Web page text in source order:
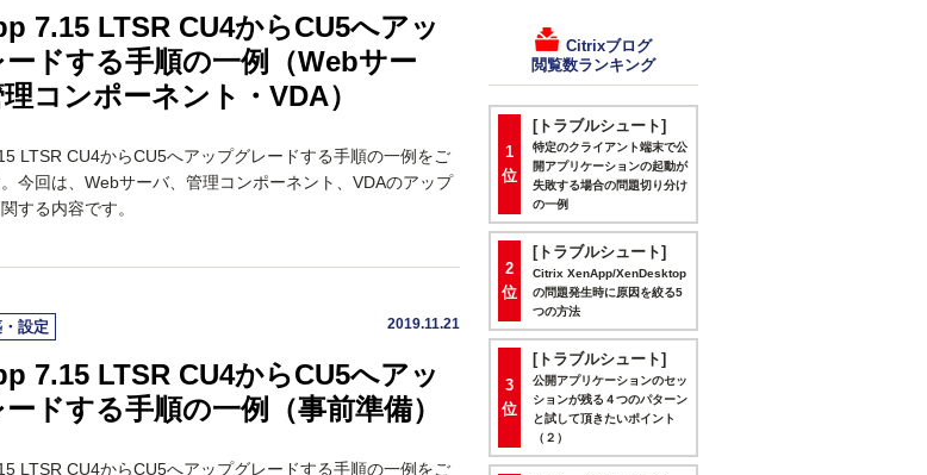
7.15 LTSR CU4からCU5へアッ
ドする手順の一例（Webサー
コンポーネント・VDA）
LTSR CU4からCU5へアップグレードする手順の一例をご
今回は、Webサーバ、管理コンポーネント、VDAのアップ
する内容です。
設定 2019.11.21
7.15 LTSR CU4からCU5へアッ
ドする手順の一例（事前準備）
LTSR CU4からCU5へアップグレードする手順の一例をご
Citrixブログ
閲覧数ランキング
1
位
[トラブルシュート]
特定のクライアント端末で公
開アプリケーションの起動が
失敗する場合の問題切り分け
の一例
2
位
[トラブルシュート]
Citrix XenApp/XenDesktop
の問題発生時に原因を絞る5
つの方法
3
位
[トラブルシュート]
公開アプリケーションのセッ
ションが残る４つのパターン
と試して頂きたいポイント
（２）